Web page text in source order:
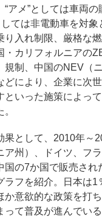
アメ”としては車両
しては非電動車を対象
り入れ制限、厳格な
・カリフォルニアの
規制、中国のNEV（
どにより、企業に次
といった施策によっ
として、2010年～
ア州）、ドイツ、フ
国の7か国で販売され
ラフを紹介。日本は1
か意欲的な政策を打
って普及が進んでい